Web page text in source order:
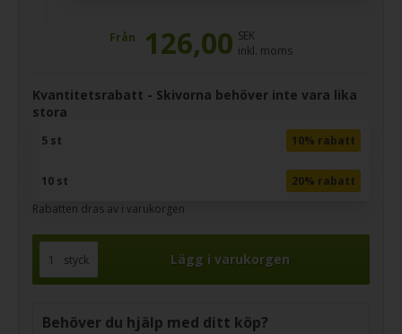
Från 126,00 SEK
inkl. moms
Kvantitetsrabatt - Skivorna behöver inte vara lika
stora
5 st 10% rabatt
10 st
20% rabatt
Rabatten dras av i varukorgen
styck
Behöver du hjälp med ditt köp?